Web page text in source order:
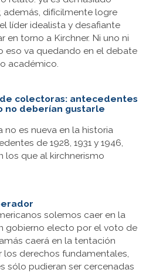
además, difícilmente logre
líder idealista y desafiante
en torno a Kirchner. Ni uno ni
eso va quedando en el debate
académico.
colectoras: antecedentes
no deberían gustarle
no es nueva en la historia
de 1928, 1931 y 1946,
los que al kirchnerismo
solemos caer en la
gobierno electo por el voto de
caerá en la tentación
los derechos fundamentales,
sólo pudieran ser cercenadas